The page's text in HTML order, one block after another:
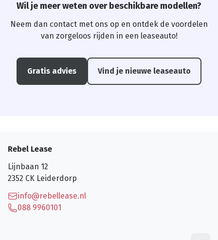
Wil je meer weten overbeschikbare modellen?
Neem dan contact met ons op en ontdek de voordelen
van zorgeloos rijden in een leaseauto!
Gratis advies Vind je nieuwe leaseauto
Rebel Lease
Lijnbaan 12
2352 CK Leiderdorp
info@rebellease.nl
088 9960101